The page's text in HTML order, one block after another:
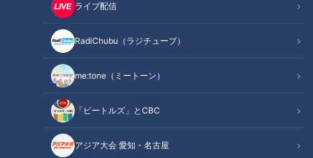
ライブ配信
RadiChubu（ラジチューブ）
me:tone（ミートーン）
「ビートルズ」とCBC
アジア大会 愛知・名古屋
------------------------------------------------------------
-----------
【動画もみてちょ】
https://youtube.com/live/nmHzHsiIrhY?feature=share
https://youtube.com/live/8jhOfsq9hLM?feature=share
https://youtu.be/ID1tf167Yxc
https://youtu.be/3dWphrzo_jc